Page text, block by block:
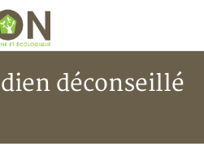
déconseillé